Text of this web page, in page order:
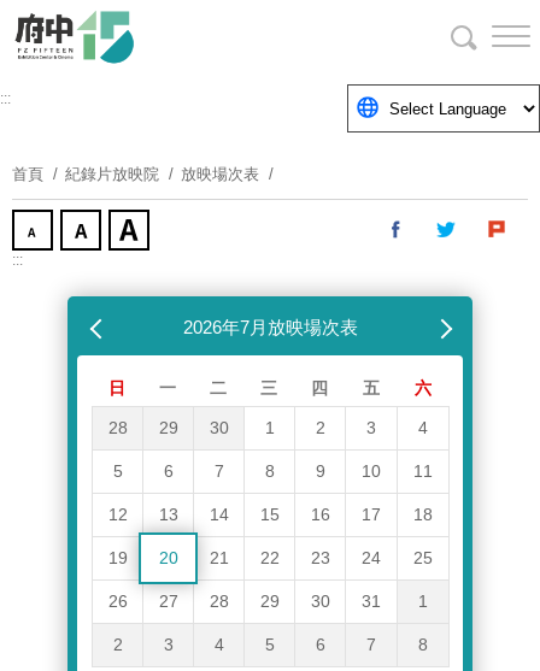
要
塊
:::
首頁 紀錄片放映院 放映場次表
:::
2026年7月放映場次表下個月
日 一 二 三 四 五 六
28 29 30 1 2 3 4
5 6 7 8 9 10 11
12 13 14 15 16 17 18
19 20 21 22 23 24 25
26 27 28 29 30 31 1
2 3 4 5 6 7 8